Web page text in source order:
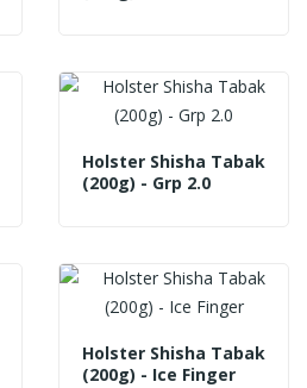
Holster Shisha Tabak
(200g) - Grp 2.0
Holster Shisha Tabak
(200g) - Ice Finger